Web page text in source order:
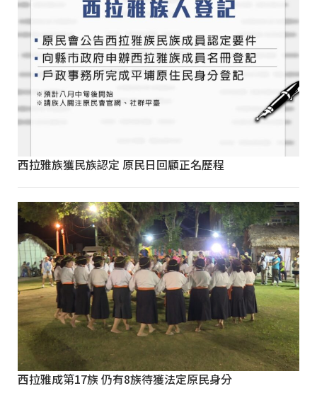
西拉雅族獲民族認定 原民日回顧正名歷程
西拉雅成第17族 仍有8族待獲法定原民身分